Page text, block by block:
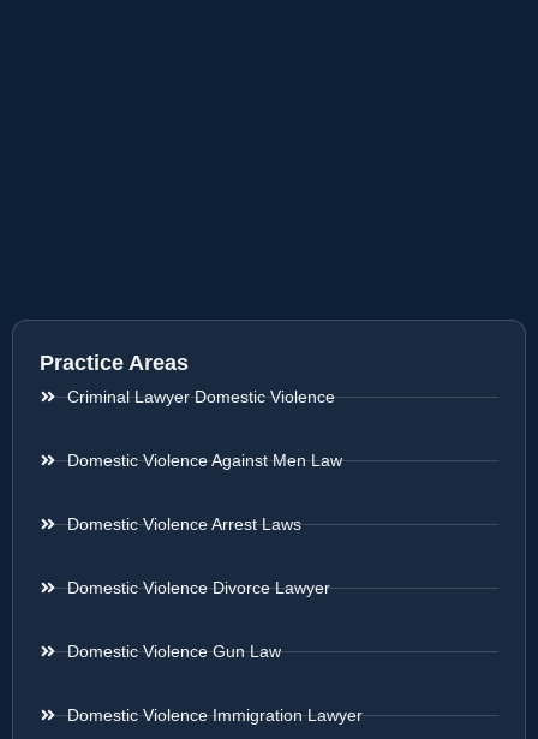
Practice Areas
Criminal Lawyer Domestic Violence
Domestic Violence Against Men Law
Domestic Violence Arrest Laws
Domestic Violence Divorce Lawyer
Domestic Violence Gun Law
Domestic Violence Immigration Lawyer